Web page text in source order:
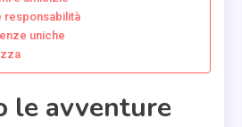
responsabilità
uniche
le avventure